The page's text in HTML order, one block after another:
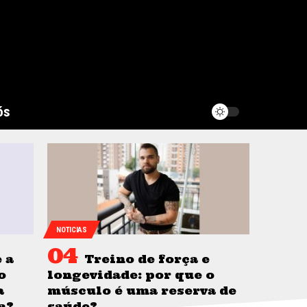
a
NOTICIAS
Treino de força e
longevidade: por que o
músculo é uma reserva de